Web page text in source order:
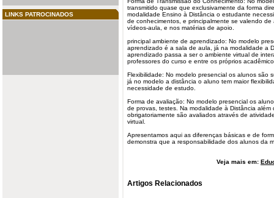
LINKS PATROCINADOS
transmitido quase que exclusivamente da forma
modalidade Ensino à Distância o estudante
de conhecimentos, e principalmente se valendo
vídeos-aula, e nos matérias de apoio.
principal ambiente de aprendizado: No modelo
aprendizado é a sala de aula, já na modalidade a
aprendizado passa a ser o ambiente virtual de
professores do curso e entre os próprios
Flexibilidade: No modelo presencial os alunos são
já no modelo a distância o aluno tem maior
necessidade de estudo.
Forma de avaliação: No modelo presencial os
de provas, testes. Na modalidade à Distância
obrigatoriamente são avaliados através de
virtual.
Apresentamos aqui as diferenças básicas e de
demonstra que a responsabilidade dos alunos da
Veja mais em:
Artigos Relacionados